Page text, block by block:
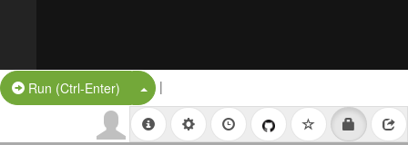
Run (Ctrl-Enter) Split Button!
|